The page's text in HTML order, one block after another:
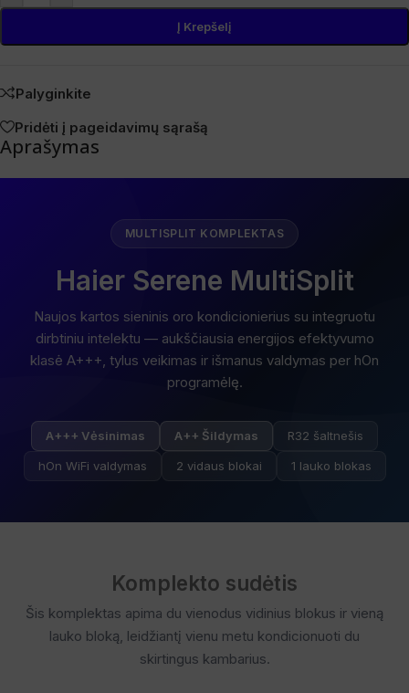
Į Krepšelį
Palyginkite
Pridėti į pageidavimų sąrašą
Aprašymas
MULTISPLIT KOMPLEKTAS
Haier Serene MultiSplit
Naujos kartos sieninis oro kondicionierius su integruotu
dirbtiniu intelektu — aukščiausia energijos efektyvumo
klasė A+++, tylus veikimas ir išmanus valdymas per hOn
programėlę.
A+++ Vėsinimas A++ Šildymas R32 šaltnešis
hOn WiFi valdymas 2 vidaus blokai 1 lauko blokas
Komplekto sudėtis
Šis komplektas apima du vienodus vidinius blokus ir vieną
lauko bloką, leidžiantį vienu metu kondicionuoti du
skirtingus kambarius.